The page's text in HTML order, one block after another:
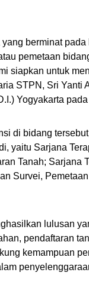
berminat
pemetaan
siapkan untuk
STPN, Sri Yanti
Yogyakarta
di bidang
yaitu Sarjana
Tanah; Sarjana
Survei,
lulusan
pendaftaran
kemampuan